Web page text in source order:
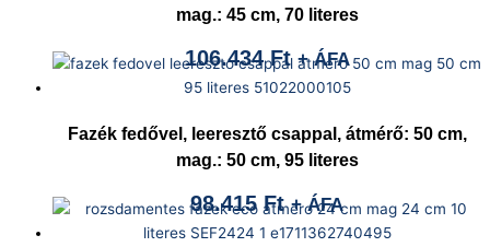
mag.: 45 cm, 70 literes
106.434Ft + ÁFA
Fazék fedővel, leeresztő csappal, átmérő: 50 cm,
mag.: 50 cm, 95 literes
98.415 Ft + ÁFA